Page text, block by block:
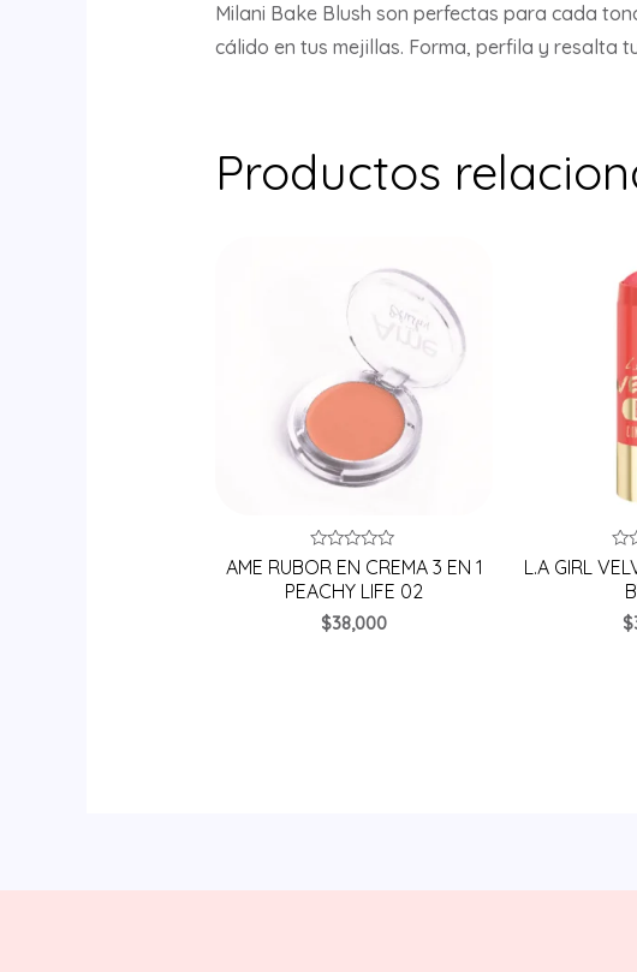
Milani Bake Blush son perfectas para cada
cálido en tus mejillas. Forma, perfila y resalta
Productos
Valorado
en
0
AME RUBOR EN CREMA 3 EN 1
PEACHY LIFE 02
$38,000
en
L.A GIRL
$